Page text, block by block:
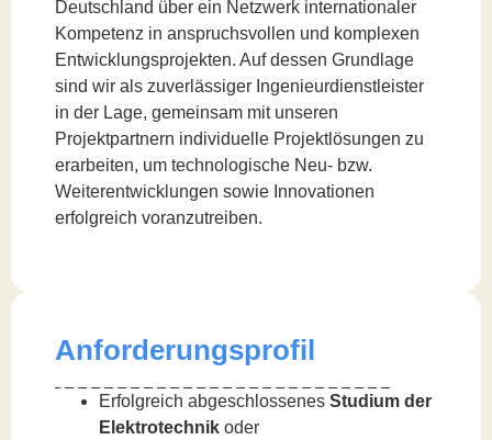
Deutschland über ein Netzwerk internationaler
Kompetenz in anspruchsvollen und komplexen
Entwicklungsprojekten. Auf dessen Grundlage
sind wir als zuverlässiger Ingenieurdienstleister
in der Lage, gemeinsam mit unseren
Projektpartnern individuelle Projektlösungen zu
erarbeiten, um technologische Neu- bzw.
Weiterentwicklungen sowie Innovationen
erfolgreich voranzutreiben.
Anforderungsprofil
Erfolgreich abgeschlossenes Studium der
Elektrotechnik oder